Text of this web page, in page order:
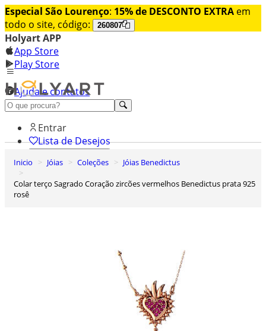
Especial São Lourenço: 15% de DESCONTO EXTRA em
todo o site, código:
260807
Holyart APP
App Store
Play Store
Ajuda e contatos
Conheça premium
Entrar
Lista de Desejos
0
Inicio Jóias Coleções
Jóias Benedictus
Colar terço Sagrado Coração zircões vermelhos Benedictus prata 925
rosê